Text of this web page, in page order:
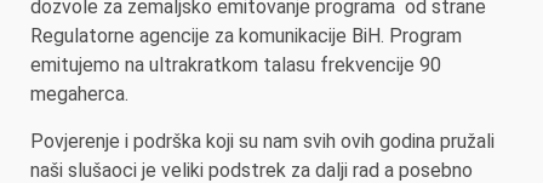
dozvole za zemaljsko emitovanje programa od strane
Regulatorne agencije za komunikacije BiH. Program
emitujemo na ultrakratkom talasu frekvencije 90
megaherca.
Povjerenje i podrška koji su nam svih ovih godina pružali
naši slušaoci je veliki podstrek za dalji rad a posebno